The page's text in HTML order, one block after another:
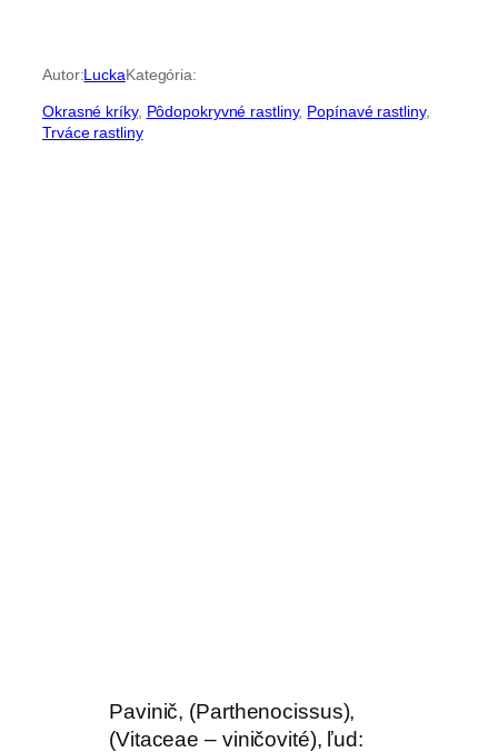
Autor:LuckaKategória:
Okrasné kríky, Pôdopokryvné rastliny, Popínavé rastliny
Trváce rastliny
Pavinič, (Parthenocissus),
(Vitaceae – viničovité), ľud: